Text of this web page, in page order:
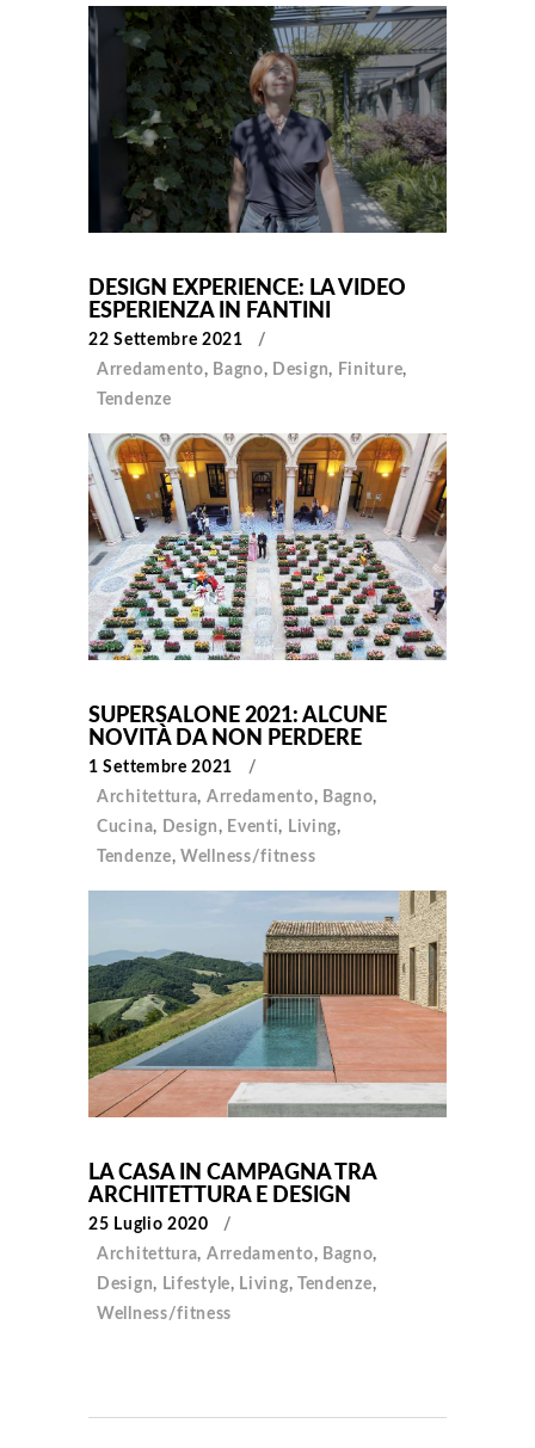
DESIGN EXPERIENCE: LA VIDEO
ESPERIENZA IN FANTINI
22 Settembre 2021
Arredamento, Bagno, Design, Finiture,
Tendenze
SUPERSALONE 2021: ALCUNE
NOVITÀ DA NON PERDERE
1 Settembre 2021
Architettura, Arredamento, Bagno,
Cucina, Design, Eventi, Living,
Tendenze, Wellness/fitness
LA CASA IN CAMPAGNA TRA
ARCHITETTURA E DESIGN
25 Luglio 2020
Architettura, Arredamento, Bagno,
Design, Lifestyle, Living, Tendenze,
Wellness/fitness